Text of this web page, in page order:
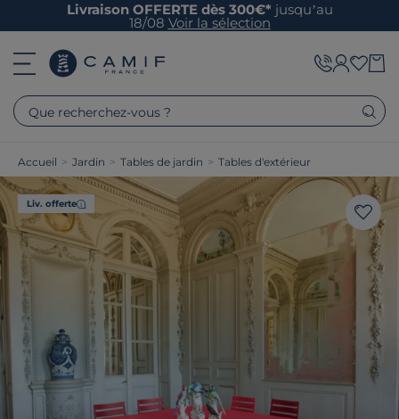
Livraison OFFERTE dès 300€* jusqu’au
18/08 Voir la sélection
Que recherchez-vous ?
Accueil > Jardin > Tables de jardin > Tables d'extérieur
Liv. offerte